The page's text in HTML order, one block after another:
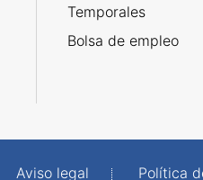
Temporales
Bolsa de empleo
Aviso legal Política